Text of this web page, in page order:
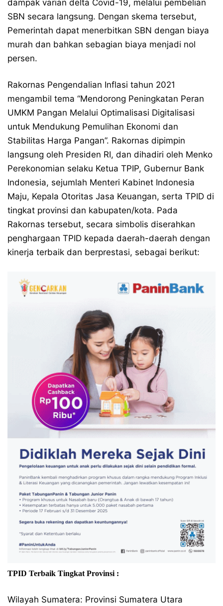
dampak varian delta Covid-19, melalui pembelian
SBN secara langsung. Dengan skema tersebut,
Pemerintah dapat menerbitkan SBN dengan biaya
murah dan bahkan sebagian biaya menjadi nol
persen.
Rakornas Pengendalian Inflasi tahun 2021
mengambil tema “Mendorong Peningkatan Peran
UMKM Pangan Melalui Optimalisasi Digitalisasi
untuk Mendukung Pemulihan Ekonomi dan
Stabilitas Harga Pangan”. Rakornas dipimpin
langsung oleh Presiden RI, dan dihadiri oleh Menko
Perekonomian selaku Ketua TPIP, Gubernur Bank
Indonesia, sejumlah Menteri Kabinet Indonesia
Maju, Kepala Otoritas Jasa Keuangan, serta TPID di
tingkat provinsi dan kabupaten/kota. Pada
Rakornas tersebut, secara simbolis diserahkan
penghargaan TPID kepada daerah-daerah dengan
kinerja terbaik dan berprestasi, sebagai berikut:
TPID Terbaik Tingkat Provinsi :
Wilayah Sumatera: Provinsi Sumatera Utara